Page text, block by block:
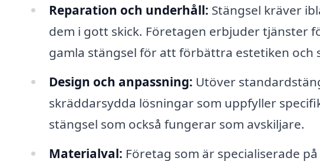
Reparation och underhåll: Stängsel kräver
dem i gott skick. Företagen erbjuder tjänster
gamla stängsel för att förbättra estetiken och
Design och anpassning: Utöver
skräddarsydda lösningar som uppfyller
stängsel som också fungerar som avskiljare.
Materialval: Företag som är specialiserade